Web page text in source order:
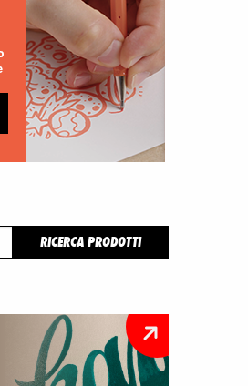
RICERCA PRODOTTI